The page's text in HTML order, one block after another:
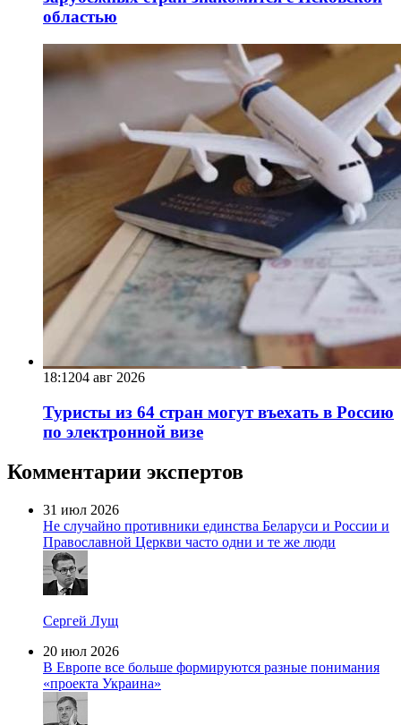
областью
18:1204 авг 2026
Туристы из 64 стран могут въехать в Россию
по электронной визе
Комментарии экспертов
31 июл 2026
Не случайно противники единства Беларуси и России и
Православной Церкви часто одни и те же люди
Сергей Лущ
20 июл 2026
В Европе все больше формируются разные понимания
«проекта Украина»